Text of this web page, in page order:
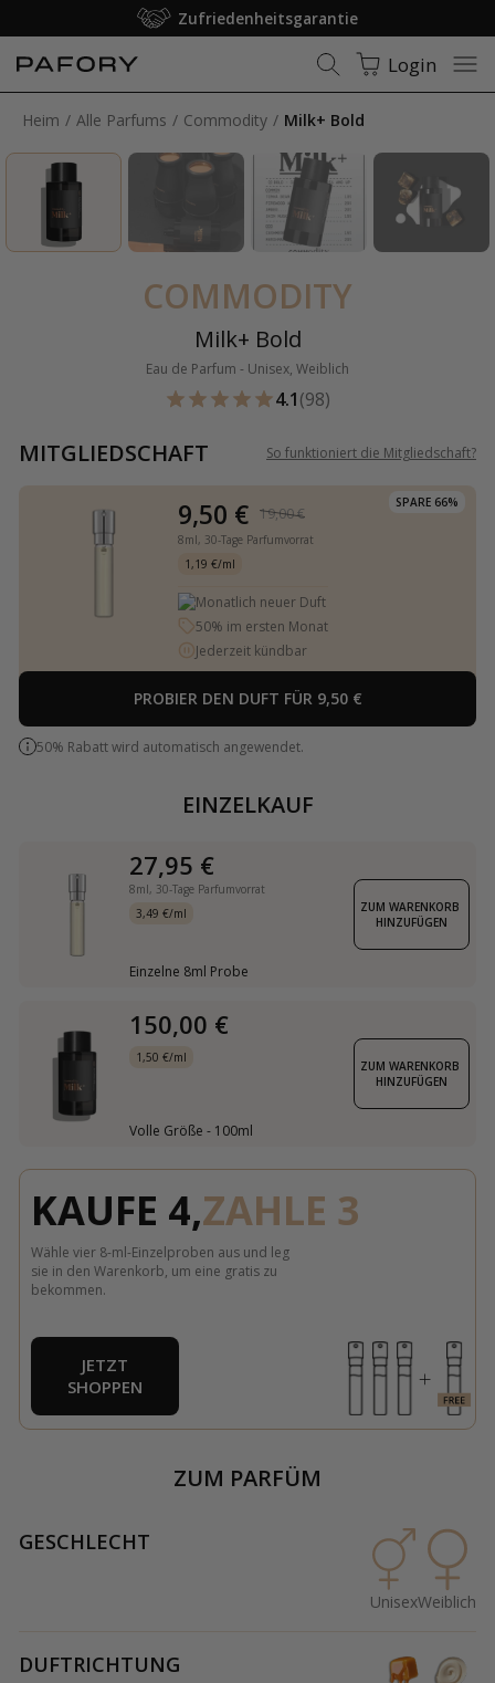
Zufriedenheitsgarantie
Login
Heim Alle Parfums Commodity Milk+ Bold
COMMODITY
Milk+ Bold
Eau de Parfum - Unisex, Weiblich
4.1(98)
MITGLIEDSCHAFT So funktioniert die Mitgliedschaft?
SPARE 66%
9,50 € 19,00 €
8ml, 30-Tage Parfumvorrat
1,19 €/ml
Monatlich neuer Duft
50% im ersten Monat
Jederzeit kündbar
PROBIER DEN DUFT FÜR 9,50 €
50% Rabatt wird automatisch angewendet.
EINZELKAUF
27,95 €
8ml, 30-Tage Parfumvorrat
3,49 €/ml
Einzelne 8ml Probe
ZUM WARENKORB
HINZUFÜGEN
150,00 €
1,50 €/ml
Volle Größe - 100ml
ZUM WARENKORB
HINZUFÜGEN
KAUFE 4,ZAHLE 3
Wähle vier 8-ml-Einzelproben aus und leg
sie in den Warenkorb, um eine gratis zu
bekommen.
JETZT
SHOPPEN
ZUM PARFÜM
GESCHLECHT
UnisexWeiblich
DUFTRICHTUNG